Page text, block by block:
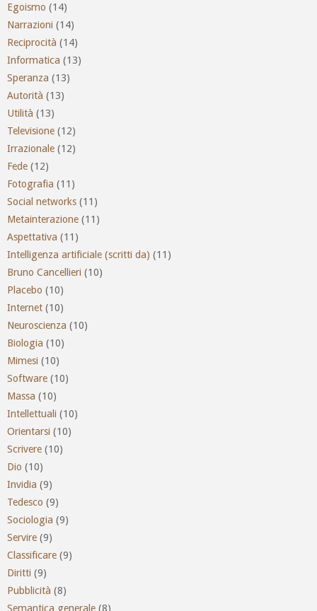
Egoismo (14)
Narrazioni (14)
Reciprocità (14)
Informatica (13)
Speranza (13)
Autorità (13)
Utilità (13)
Televisione (12)
Irrazionale (12)
Fede (12)
Fotografia (11)
Social networks (11)
Metainterazione (11)
Aspettativa (11)
Intelligenza artificiale (scritti da) (11)
Bruno Cancellieri (10)
Placebo (10)
Internet (10)
Neuroscienza (10)
Biologia (10)
Mimesi (10)
Software (10)
Massa (10)
Intellettuali (10)
Orientarsi (10)
Scrivere (10)
Dio (10)
Invidia (9)
Tedesco (9)
Sociologia (9)
Servire (9)
Classificare (9)
Diritti (9)
Pubblicità (8)
Semantica generale (8)